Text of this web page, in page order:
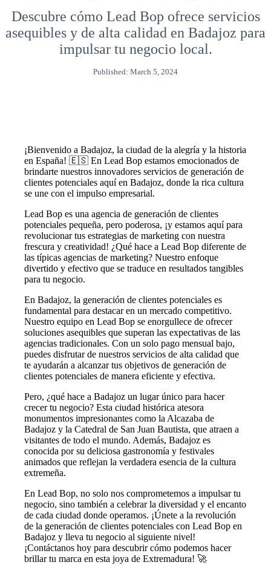
Descubre cómo Lead Bop ofrece servicios
asequibles y de alta calidad en Badajoz para
impulsar tu negocio local.
Published: March 5, 2024
¡Bienvenido a Badajoz, la ciudad de la alegría y la historia
en España! 🇪🇸 En Lead Bop estamos emocionados de
brindarte nuestros innovadores servicios de generación de
clientes potenciales aquí en Badajoz, donde la rica cultura
se une con el impulso empresarial.
Lead Bop es una agencia de generación de clientes
potenciales pequeña, pero poderosa, ¡y estamos aquí para
revolucionar tus estrategias de marketing con nuestra
frescura y creatividad! ¿Qué hace a Lead Bop diferente de
las típicas agencias de marketing? Nuestro enfoque
divertido y efectivo que se traduce en resultados tangibles
para tu negocio.
En Badajoz, la generación de clientes potenciales es
fundamental para destacar en un mercado competitivo.
Nuestro equipo en Lead Bop se enorgullece de ofrecer
soluciones asequibles que superan las expectativas de las
agencias tradicionales. Con un solo pago mensual bajo,
puedes disfrutar de nuestros servicios de alta calidad que
te ayudarán a alcanzar tus objetivos de generación de
clientes potenciales de manera eficiente y efectiva.
Pero, ¿qué hace a Badajoz un lugar único para hacer
crecer tu negocio? Esta ciudad histórica atesora
monumentos impresionantes como la Alcazaba de
Badajoz y la Catedral de San Juan Bautista, que atraen a
visitantes de todo el mundo. Además, Badajoz es
conocida por su deliciosa gastronomía y festivales
animados que reflejan la verdadera esencia de la cultura
extremeña.
En Lead Bop, no solo nos comprometemos a impulsar tu
negocio, sino también a celebrar la diversidad y el encanto
de cada ciudad donde operamos. ¡Únete a la revolución
de la generación de clientes potenciales con Lead Bop en
Badajoz y lleva tu negocio al siguiente nivel!
¡Contáctanos hoy para descubrir cómo podemos hacer
brillar tu marca en esta joya de Extremadura! 🚀